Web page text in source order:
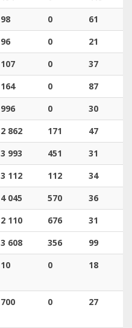
98 0
61
96 0
21
107 0
37
164 0
87
996 0
30
2 862 171
47
3 993 451
31
3 112 112
34
4 045 570
36
2 110 676
31
3 608 356 99
10 0 18
700 0 27